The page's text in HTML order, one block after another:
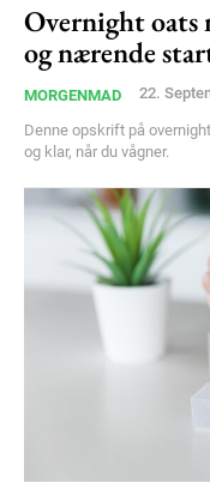
Overnight oats
og nærende
MORGENMAD 22.
Denne opskrift på
og klar, når du vågner.